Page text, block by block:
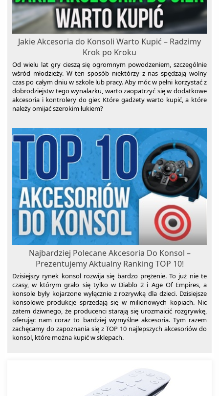
Jakie Akcesoria do Konsoli Warto Kupić – Radzimy
Krok po Kroku
Od wielu lat gry cieszą się ogromnym powodzeniem, szczególnie
wśród młodzieży. W ten sposób niektórzy z nas spędzają wolny
czas po całym dniu w szkole lub pracy. Aby móc w pełni korzystać z
dobrodziejstw tego wynalazku, warto zaopatrzyć się w dodatkowe
akcesoria i kontrolery do gier. Które gadżety warto kupić, a które
należy omijać szerokim łukiem?
Najbardziej Polecane Akcesoria Do Konsol –
Prezentujemy Aktualny Ranking TOP 10!
Dzisiejszy rynek konsol rozwija się bardzo prężenie. To już nie te
czasy, w którym grało się tylko w Diablo 2 i Age Of Empires, a
konsole były kojarzone wyłącznie z rozrywką dla dzieci. Dzisiejsze
konsolowe produkcje sprzedają się w milionowych kopiach. Nic
zatem dziwnego, że producenci starają się urozmaicić rozgrywkę,
oferując nam coraz to bardziej wymyślne akcesoria. Tym razem
zachęcamy do zapoznania się z TOP 10 najlepszych akcesoriów do
konsol, które można kupić w sklepach.